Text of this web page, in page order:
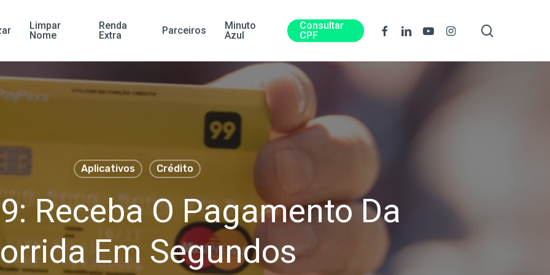
Limpar
Nome
Renda
Extra
Parceiros
Minuto
Azul
Consultar
CPF
FacebookLinkedinYoutubeInstagram
Aplicativos Crédito
Receba O Pagamento Da
Em Segundos